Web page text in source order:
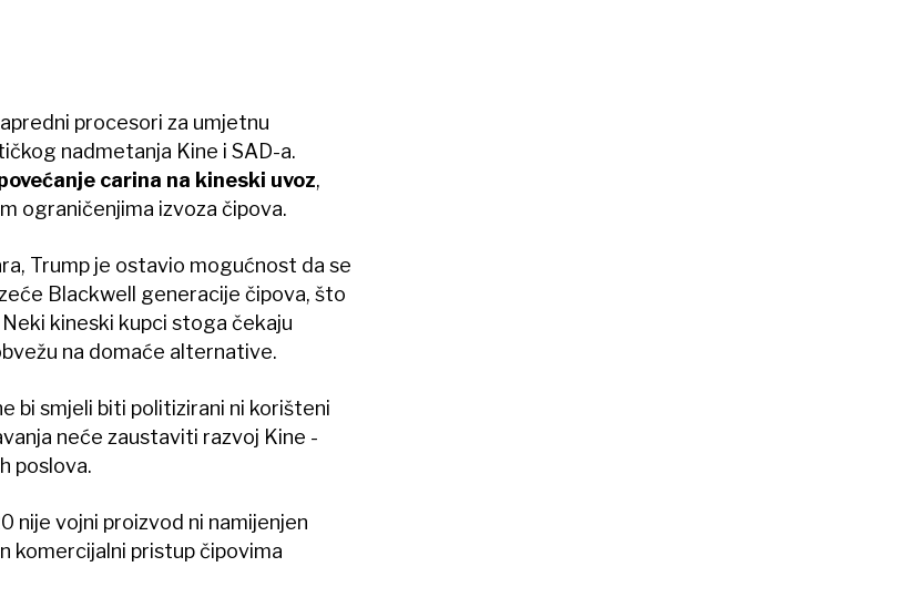
procesori za umjetnu
nadmetanja Kine i SAD-a.
carina na kineski uvoz,
ograničenjima izvoza čipova.
Trump je ostavio mogućnost da se
Blackwell generacije čipova, što
kineski kupci stoga čekaju
na domaće alternative.
bi smjeli biti politizirani ni korišteni
neće zaustaviti razvoj Kine -
poslova.
nije vojni proizvod ni namijenjen
komercijalni pristup čipovima